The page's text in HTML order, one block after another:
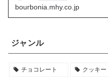
bourbonia.mhy.co.jp
ジャンル
チョコレート クッキー